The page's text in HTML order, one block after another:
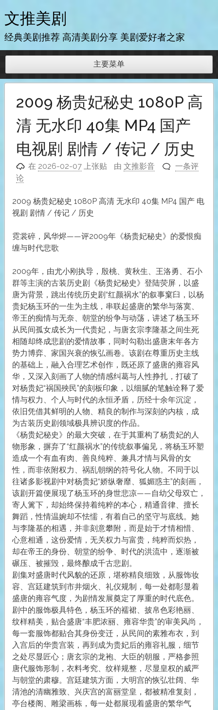
至
内
文推美剧
经典美剧推荐 高清美剧分享 美剧爱好者之家
主要菜单
2009 杨贵妃秘史 1080P 高
清 无水印 40集 MP4 国产
电视剧 剧情 / 传记 / 历史
在 2026-02-07 上张贴 由文推影音
一条评
论
2009 杨贵妃秘史 1080P 高清 无水印 40集 MP4 国产 电
视剧 剧情 / 传记 / 历史
霓裳碎，风华烬——评2009年《杨贵妃秘史》的爱恨痴
缠与时代悲歌
2009年，由尤小刚执导，殷桃、黄秋生、王洛勇、石小
群等主演的古装历史剧《杨贵妃秘史》登陆荧屏，以盛
唐为背景，跳出传统历史剧“红颜祸水”的叙事窠臼，以杨
贵妃杨玉环的一生为主线，串联起盛唐的繁华与落寞、
帝王的痴情与无奈、朝堂的纷争与动荡，讲述了杨玉环
从民间孤女成长为一代贵妃，与唐玄宗李隆基之间生死
相随却终成悲剧的爱情故事，同时勾勒出盛唐末年各方
势力博弈、家国兴衰的恢弘画卷。该剧在尊重历史主线
的基础上，融入合理艺术创作，既还原了盛唐的雍容风
华，又深入刻画了人物的情感纠葛与人性挣扎，打破了
对杨贵妃“祸国殃民”的刻板印象，以细腻的笔触诠释了爱
情与权力、个人与时代的永恒矛盾，历经十余年沉淀，
依旧凭借其鲜明的人物、精良的制作与深刻的内核，成
为古装历史剧领域极具辨识度的作品。
《杨贵妃秘史》的最大突破，在于其重构了杨贵妃的人
物形象，摒弃了“红颜祸水”的传统叙事偏见，将杨玉环塑
造成一个有血有肉、善良纯粹、兼具才情与风骨的女
性，而非依附权力、祸乱朝纲的符号化人物。不同于以
往诸多影视剧中对杨贵妃“娇纵奢靡、狐媚惑主”的刻画，
该剧开篇便展现了杨玉环的身世悲凉——自幼父母双亡，
寄人篱下，却始终保持着纯粹的本心，精通音律、擅长
舞蹈，性情温婉却不怯懦，有着自己的坚守与底线。她
与李隆基的相遇，并非刻意攀附，而是始于才情相惜、
心意相通，这份爱情，无关权力与富贵，纯粹而炽热，
却在帝王的身份、朝堂的纷争、时代的洪流中，逐渐被
碾压、被摧毁，最终酿成千古悲剧。
剧集对盛唐时代风貌的还原，堪称精良细致，从服饰妆
容、宫廷建筑到市井烟火、礼仪规制，每一处都彰显着
盛唐的雍容气度，为剧情发展奠定了厚重的时代底色。
剧中的服饰极具特色，杨玉环的襦裙、披帛色彩艳丽、
纹样精美，贴合盛唐“丰肥浓丽、雍容华贵”的审美风尚，
每一套服饰都贴合其身份变迁，从民间的素雅布衣，到
入宫后的华贵宫装，再到成为贵妃后的雍容礼服，细节
之处尽显匠心；唐玄宗的龙袍、大臣的朝服，严格参照
唐代服饰形制，衣料考究、纹样规整，尽显皇权的威严
与朝堂的肃穆。宫廷建筑方面，大明宫的恢弘壮阔、华
清池的清幽雅致、兴庆宫的富丽堂皇，都被精准复刻，
亭台楼阁、雕梁画栋，每一处都展现着盛唐的繁华气